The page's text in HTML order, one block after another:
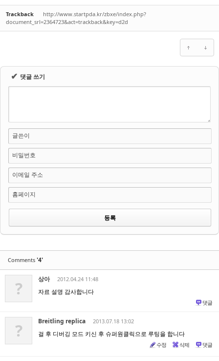
Trackback
http://www.startpda.kr/zbxe/index.php?
document_srl=2364723&act=trackback&key=d2d
✔ 댓글 쓰기
글쓴이
비밀번호
이메일 주소
홈페이지
Comments '4'
? 상아 2012.04.24 11:48
자료 설명 감사합니다
댓글
? Breitling replica 2013.07.18 13:02
걸 후 디버깅 모드 키신 후 슈퍼원클릭으로 루팅을 합니다
수정 삭제 댓글